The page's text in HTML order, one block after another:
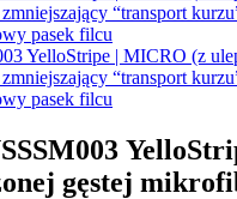
gęstej